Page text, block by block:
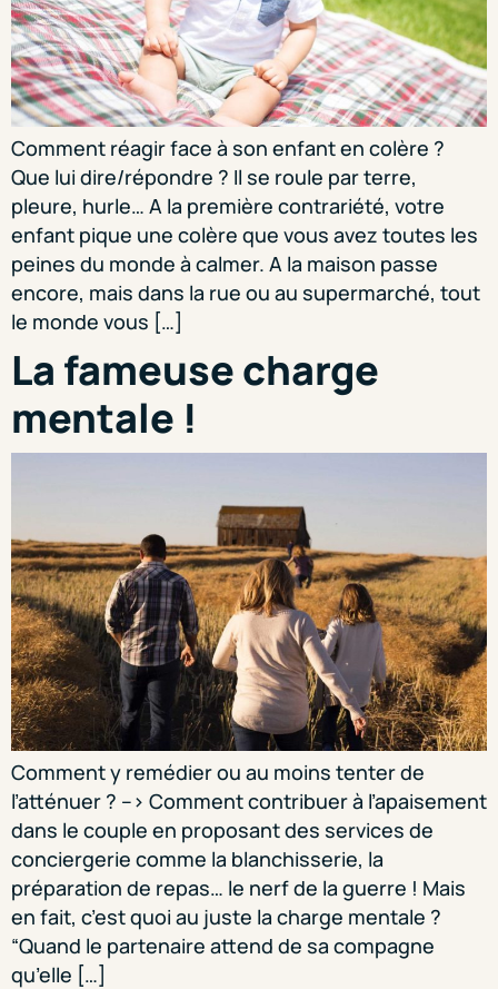
Comment réagir face à son enfant en colère ?
Que lui dire/répondre ? Il se roule par terre,
pleure, hurle… A la première contrariété, votre
enfant pique une colère que vous avez toutes les
peines du monde à calmer. A la maison passe
encore, mais dans la rue ou au supermarché, tout
le monde vous […]
La fameuse charge
mentale !
Comment y remédier ou au moins tenter de
l’atténuer ? –> Comment contribuer à l’apaisement
dans le couple en proposant des services de
conciergerie comme la blanchisserie, la
préparation de repas… le nerf de la guerre ! Mais
en fait, c’est quoi au juste la charge mentale ?
“Quand le partenaire attend de sa compagne
qu’elle […]